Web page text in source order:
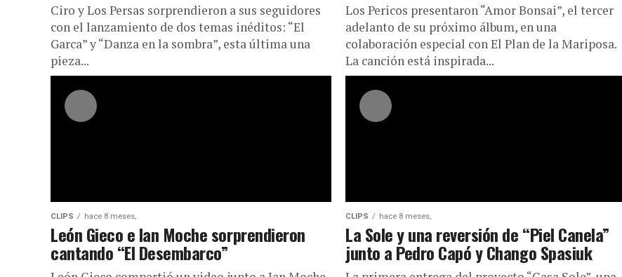
Ciro y Los Persas sorprendieron a sus seguidores
con el lanzamiento de dos temas inéditos: “El
Garca” y “Danza en la sombra”, esta última una
pieza...
Los Pericos presentaron “Amor Bonsai”, el tercer
adelanto de su próximo álbum, en una
colaboración especial con El Plan de la Mariposa.
La canción está inspirada...
CLIPS hace 8 meses,
León Gieco e Ian Moche sorprendieron
cantando “El Desembarco”
CLIPS hace 8 meses,
La Sole y una reversión de “Piel Canela”
junto a Pedro Capó y Chango Spasiuk